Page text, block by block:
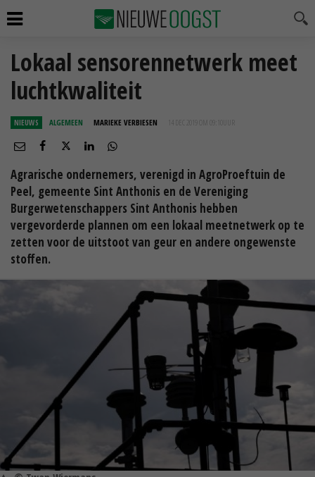
Lokaal sensorennetwerk meet
luchtkwaliteit
NIEUWS ALGEMEEN MARIEKE VERBIESEN 14 DEC 2019 OM 09:10
Agrarische ondernemers, verenigd in AgroProeftuin de
Peel, gemeente Sint Anthonis en de Vereniging
Burgerwetenschappers Sint Anthonis hebben
vergevorderde plannen om een lokaal meetnetwerk op te
zetten voor de uitstoot van geur en andere ongewenste
stoffen.